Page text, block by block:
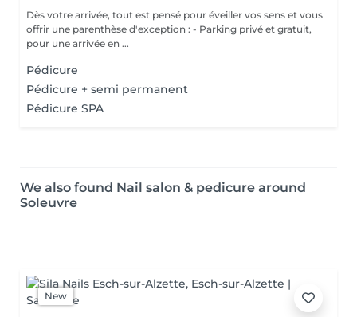
Dès votre arrivée, tout est pensé pour éveiller vos sens et vous
offrir une parenthèse d'exception : - Parking privé et gratuit,
pour une arrivée en ...
Pédicure
Pédicure + semi permanent
Pédicure SPA
We also found Nail salon & pedicure around
Soleuvre
New